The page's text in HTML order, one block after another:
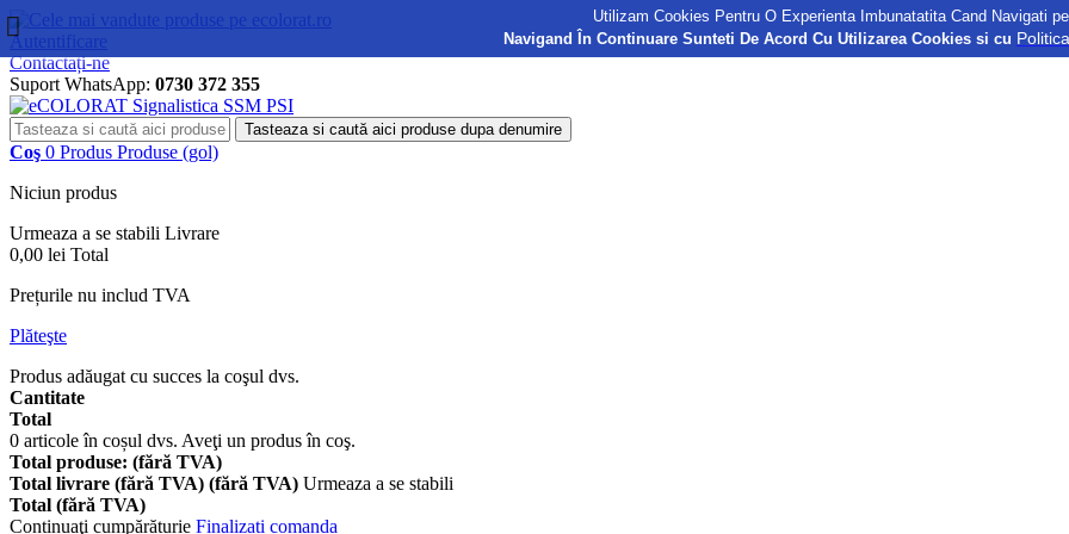
Autentificare
Contactați-ne
Suport WhatsApp: 0730 372 355
Tasteaza si caută aici produse dupa denumire
Coş 0 Produs Produse (gol)
Niciun produs
Urmeaza a se stabili Livrare
0,00 lei Total
Prețurile nu includ TVA
Plăteşte
Produs adăugat cu succes la coşul dvs.
Cantitate
Total
0 articole în coșul dvs. Aveţi un produs în coş.
Total produse: (fără TVA)
Total livrare (fără TVA) (fără TVA) Urmeaza a se stabili
Total (fără TVA)
Continuaţi cumpărăturie Finalizați comanda
Utilizam Cookies Pentru O Experienta Imbunatatita Cand Navigati pe
Navigand În Continuare Sunteti De Acord Cu Utilizarea Cookies si cu